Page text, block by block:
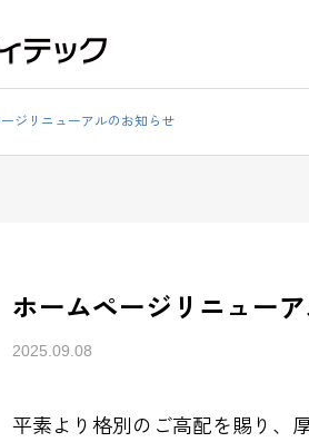
ジリニューアルのお知らせ
ホームページリニュー
2025.09.08
平素より格別のご高配を賜り、